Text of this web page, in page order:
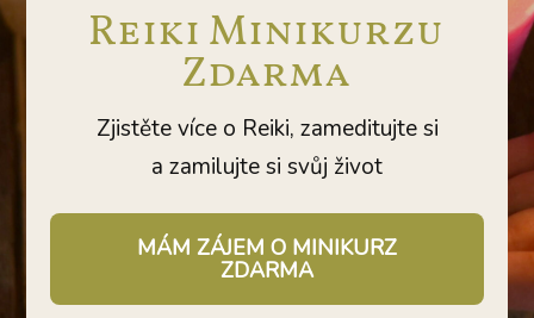
Reiki Minikurzu
Zdarma
Zjistěte více o Reiki, zameditujte si
a zamilujte si svůj život
MÁM ZÁJEM O MINIKURZ
ZDARMA